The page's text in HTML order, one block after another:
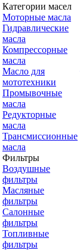
Категории масел
Моторные масла
Гидравлические
масла
Компрессорные
масла
Масло для
мототехники
Промывочные
масла
Редукторные
масла
Трансмиссионные
масла
Фильтры
Воздушные
фильтры
Масляные
фильтры
Салонные
фильтры
Топливные
фильтры